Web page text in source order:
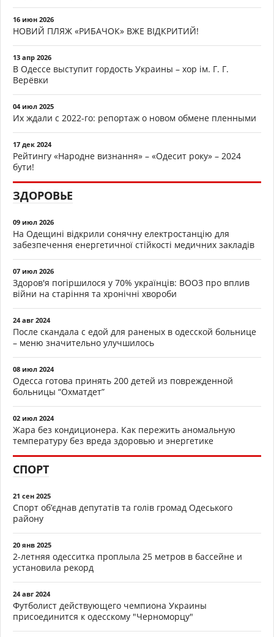
16 июн 2026
НОВИЙ ПЛЯЖ «РИБАЧОК» ВЖЕ ВІДКРИТИЙ!
13 апр 2026
В Одессе выступит гордость Украины – хор ім. Г. Г.
Верёвки
04 июл 2025
Их ждали с 2022-го: репортаж о новом обмене пленными
17 дек 2024
Рейтингу «Народне визнання» – «Одесит року» – 2024
бути!
ЗДОРОВЬЕ
09 июл 2026
На Одещині відкрили сонячну електростанцію для
забезпечення енергетичної стійкості медичних закладів
07 июл 2026
Здоров'я погіршилося у 70% українців: ВООЗ про вплив
війни на старіння та хронічні хвороби
24 авг 2024
После скандала с едой для раненых в одесской больнице
– меню значительно улучшилось
08 июл 2024
Одесса готова принять 200 детей из поврежденной
больницы “Охматдет”
02 июл 2024
Жара без кондиционера. Как пережить аномальную
температуру без вреда здоровью и энергетике
СПОРТ
21 сен 2025
Спорт об’єднав депутатів та голів громад Одеського
району
20 янв 2025
2-летняя одесситка проплыла 25 метров в бассейне и
установила рекорд
24 авг 2024
Футболист действующего чемпиона Украины
присоединится к одесскому "Черноморцу"